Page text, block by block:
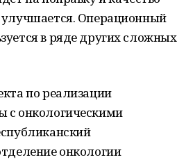
Операционный
в ряде других сложных
по реализации
с онкологическими
онкологии